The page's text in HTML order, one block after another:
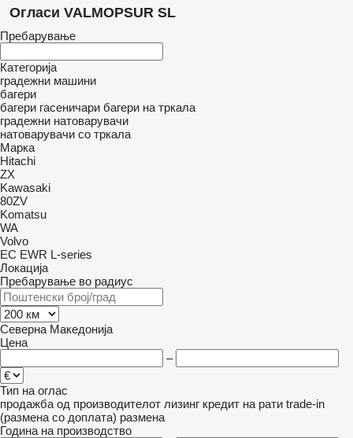
Огласи VALMOPSUR SL
Пребарување
Категорија
градежни машини
багери
багери гасеничари багери на тркала
градежни натоварувачи
натоварувачи со тркала
Марка
Hitachi
ZX
Kawasaki
80ZV
Komatsu
WA
Volvo
EC EWR L-series
Локација
Пребарување во радиус
Северна Македонија
Цена
–
Тип на оглас
продажба од производителот лизинг кредит на рати trade-in
(размена со доплата) размена
Година на производство